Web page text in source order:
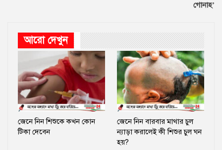
গোনাহ’
আরো দেখুন
জেনে নিন শিশুকে কখন কোন
টিকা দেবেন
জেনে নিন বারবার মাথার চুল
ন্যাড়া করালেই কী শিশুর চুল ঘন
হয়?